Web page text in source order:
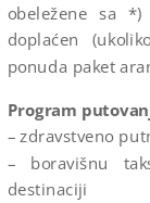
obeležene sa
doplaćen
ponuda paket
Program
– zdravstveno
– boravišnu
destinaciji